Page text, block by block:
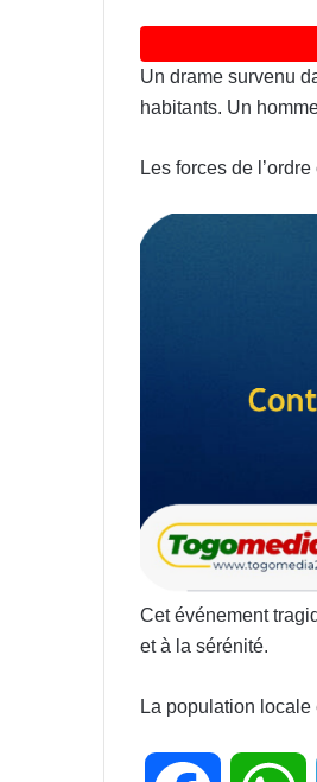
Un drame survenu
habitants. Un
Les forces de
Cet événement
et à la sérénité.
La population